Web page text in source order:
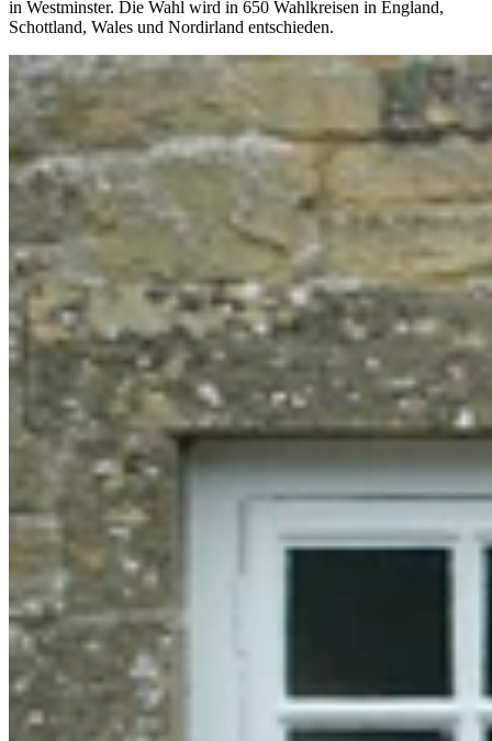
in Westminster. Die Wahl wird in 650 Wahlkreisen in England,
Schottland, Wales und Nordirland entschieden.